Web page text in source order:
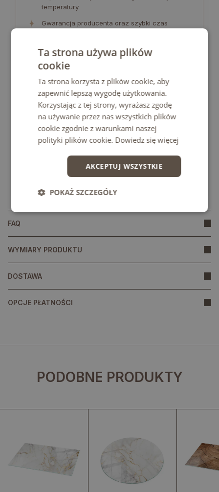
temperatury
✦
Gwarancja producenta oraz szybki czas
Produkt wyprodukowany w Polsce
FAQ
WYMIARY PRODUKTU
DOSTAWA
OPCJE PŁATNOŚCI
PODOBNE PRODUKTY
Ta strona używa plików
cookie
Ta strona korzysta z plików cookie, aby
zapewnić lepszą wygodę użytkowania.
Korzystając z tej strony, wyrażasz zgodę
na używanie przez nas wszystkich plików
cookie zgodnie z warunkami naszej
polityki plików cookie. Dowiedz się więcej
AKCEPTUJ WSZYSTKIE
POKAŻ SZCZEGÓŁY